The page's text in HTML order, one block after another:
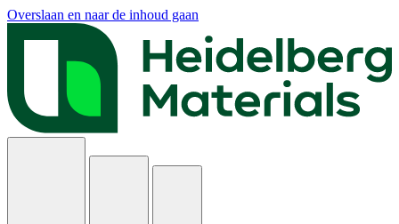
Overslaan en naar de inhoud gaan